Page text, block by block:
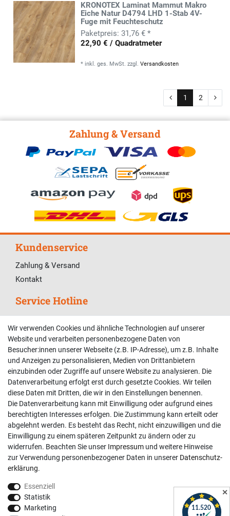
KRONOTEX Laminat Mammut Makro
Eiche Natur D4794 LHD 1-Stab 4V-
Fuge mit Feuchteschutz
31,76 € *
22,90 € / Quadratmeter
* inkl. ges. MwSt. zzgl.Versandkosten
1 2
Zahlung & Versand
Kundenservice
Zahlung & Versand
Kontakt
Service Hotline
Telefonische Unterstützung und Beratung unter:
02381 9878909
Mo-Fr, 9:00 - 18:00 Uhr
Sa, 9:00 - 13:00 Uhr
Kundenkonto
Registrieren
Login
Hilfe
Informationen
Impressum
Datenschutzerklärung
✕
Wir verwenden Cookies und ähnliche Technologien auf unserer
Website und verarbeiten personenbezogene Daten von
Besucher:innen unserer Webseite (z.B. IP-Adresse), um z.B. Inhalte
und Anzeigen zu personalisieren, Medien von Drittanbietern
einzubinden oder Zugriffe auf unsere Website zu analysieren. Die
Datenverarbeitung erfolgt erst durch gesetzte Cookies. Wir teilen
diese Daten mit Dritten, die wir in den Einstellungen benennen.
Die Datenverarbeitung kann mit Einwilligung oder aufgrund eines
berechtigten Interesses erfolgen. Die Zustimmung kann erteilt oder
abgelehnt werden. Es besteht das Recht, nicht einzuwilligen und die
Einwilligung zu einem späteren Zeitpunkt zu ändern oder zu
widerrufen. Beachten Sie unser Impressum und weitere Hinweise
zur Verwendung personenbezogener Daten in unserer Daten­schutz­
erklärung.
Essenziell
Statistik
Marketing